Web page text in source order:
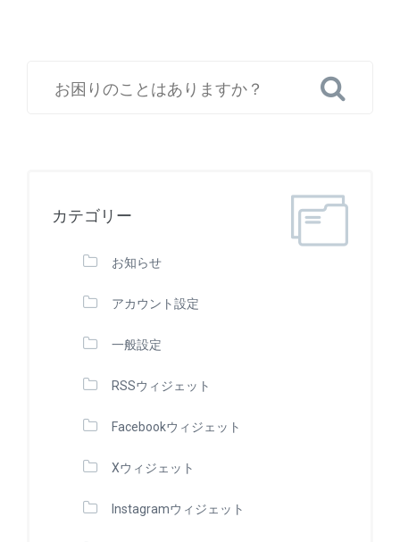
カテゴリー
お知らせ
アカウント設定
一般設定
RSSウィジェット
Facebookウィジェット
Xウィジェット
Instagramウィジェット